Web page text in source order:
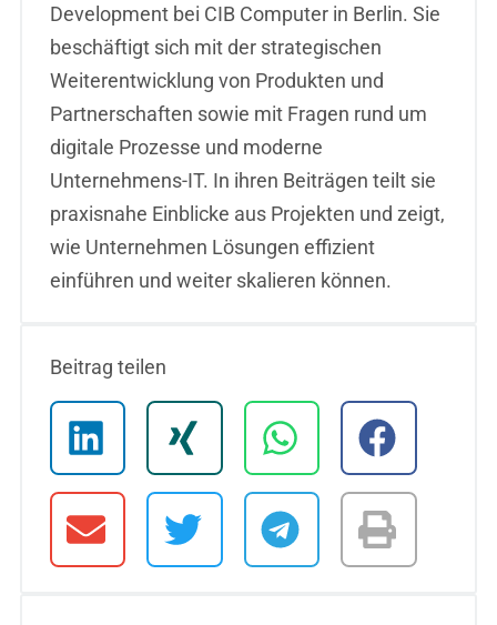
Development bei CIB Computer in Berlin. Sie
beschäftigt sich mit der strategischen
Weiterentwicklung von Produkten und
Partnerschaften sowie mit Fragen rund um
digitale Prozesse und moderne
Unternehmens-IT. In ihren Beiträgen teilt sie
praxisnahe Einblicke aus Projekten und zeigt,
wie Unternehmen Lösungen effizient
einführen und weiter skalieren können.
Beitrag teilen